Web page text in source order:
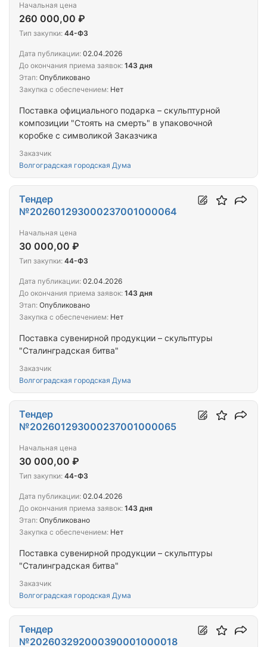
Поставка официального подарка – скульптурной
композиции "Стоять на смерть" в упаковочной
коробке с символикой Заказчика
Заказчик
Волгоградская городская Дума
Начальная цена
260 000,00 ₽
Тип закупки: 44-ФЗ
Дата публикации: 02.04.2026
До окончания приема заявок: 143 дня
Этап: Опубликовано
Закупка с обеспечением: Нет
Поставка сувенирной продукции – скульптуры
"Сталинградская битва"
Заказчик
Волгоградская городская Дума
Тендер
№202601293000237001000064
Начальная цена
30 000,00 ₽
Тип закупки: 44-ФЗ
Дата публикации: 02.04.2026
До окончания приема заявок: 143 дня
Этап: Опубликовано
Закупка с обеспечением: Нет
Поставка сувенирной продукции – скульптуры
"Сталинградская битва"
Заказчик
Волгоградская городская Дума
Тендер
№202601293000237001000065
Начальная цена
30 000,00 ₽
Тип закупки: 44-ФЗ
Дата публикации: 02.04.2026
До окончания приема заявок: 143 дня
Этап: Опубликовано
Закупка с обеспечением: Нет
Тендер
№202603292000390001000018